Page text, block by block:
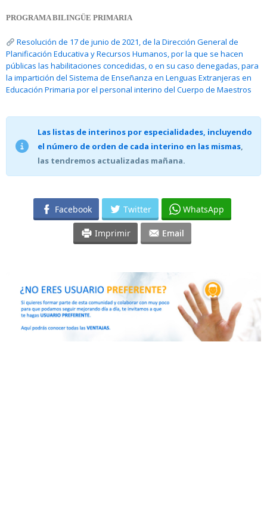
PROGRAMA BILINGÜE PRIMARIA
Resolución de 17 de junio de 2021, de la Dirección General de
Planificación Educativa y Recursos Humanos, por la que se hacen
públicas las habilitaciones concedidas, o en su caso denegadas, para
la impartición del Sistema de Enseñanza en Lenguas Extranjeras en
Educación Primaria por el personal interino del Cuerpo de Maestros
Las listas de interinos por especialidades, incluyendo
el número de orden de cada interino en las mismas,
las tendremos actualizadas mañana.
Facebook Twitter WhatsApp
Imprimir Email